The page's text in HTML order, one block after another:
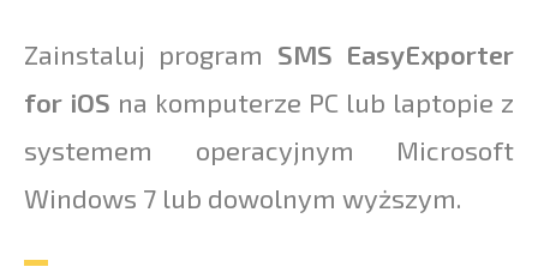
Zainstaluj program SMS EasyExporter
for iOS na komputerze PC lub laptopie z
systemem operacyjnym Microsoft
Windows 7 lub dowolnym wyższym.